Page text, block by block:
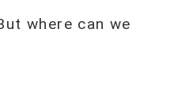
where can we